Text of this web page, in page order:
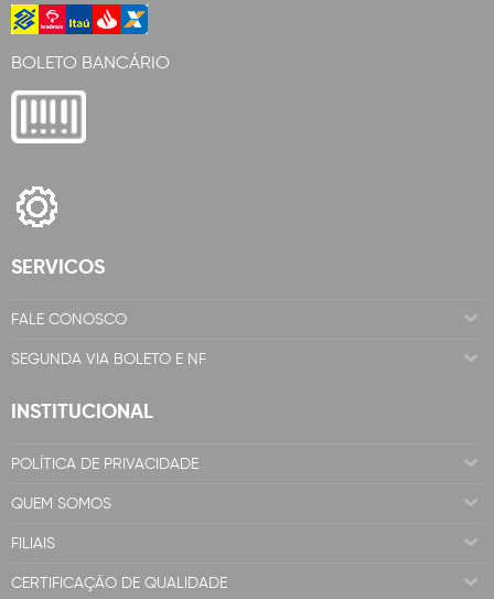
BOLETO BANCÁRIO
SERVICOS
FALE CONOSCO
SEGUNDA VIA BOLETO E NF
INSTITUCIONAL
POLÍTICA DE PRIVACIDADE
QUEM SOMOS
FILIAIS
CERTIFICAÇÃO DE QUALIDADE